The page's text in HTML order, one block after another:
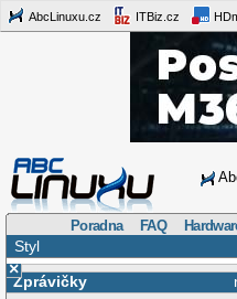
AbcLinuxu.cz ITBiz.cz
Poradna FAQ
Styl
×
Zprávičky